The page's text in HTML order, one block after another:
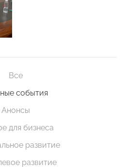
Все
события
Анонсы
для бизнеса
развитие
развитие